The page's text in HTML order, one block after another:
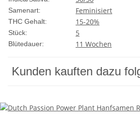
Samenart: Feminisiert
THC Gehalt: 15-20%
Stück: 5
Blütedauer: 11 Wochen
Kunden kauften dazu